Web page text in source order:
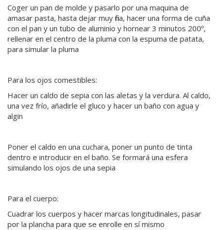
Coger un pan de molde y pasarlo por una maquina de
amasar pasta, hasta dejar muy fina, hacer una forma de cuña
con el pan y un tubo de aluminio y hornear 3 minutos 200º,
rellenar en el centro de la pluma con la espuma de patata,
para simular la pluma
Para los ojos comestibles:
Hacer un caldo de sepia con las aletas y la verdura. Al caldo,
una vez frío, añadirle el gluco y hacer un baño con agua y
algin
Poner el caldo en una cuchara, poner un punto de tinta
dentro e introducir en el baño. Se formará una esfera
simulando los ojos de una sepia
Para el cuerpo:
Cuadrar los cuerpos y hacer marcas longitudinales, pasar
por la plancha para que se enrolle en sí mismo